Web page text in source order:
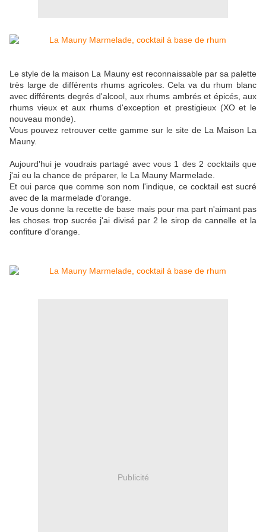
Le style de la maison La Mauny est reconnaissable par sa palette
très large de différents rhums agricoles. Cela va du rhum blanc
avec différents degrés d'alcool, aux rhums ambrés et épicés, aux
rhums vieux et aux rhums d'exception et prestigieux (XO et le
nouveau monde).
Vous pouvez retrouver cette gamme sur le site de La Maison La
Mauny.
Aujourd'hui je voudrais partagé avec vous 1 des 2 cocktails que
j'ai eu la chance de préparer, le La Mauny Marmelade.
Et oui parce que comme son nom l'indique, ce cocktail est sucré
avec de la marmelade d'orange.
Je vous donne la recette de base mais pour ma part n'aimant pas
les choses trop sucrée j'ai divisé par 2 le sirop de cannelle et la
confiture d'orange.
Publicité